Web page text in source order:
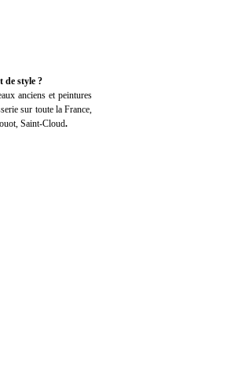
de style ?
anciens et peintures
sur toute la France,
Saint-Cloud.